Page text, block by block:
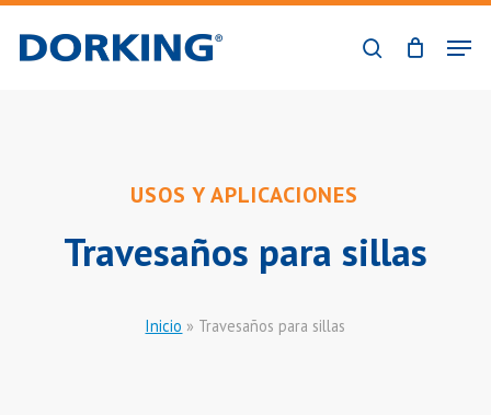
buscar
Menu
USOS Y APLICACIONES
Travesaños para sillas
Inicio » Travesaños para sillas